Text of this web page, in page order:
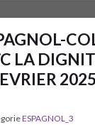
LA
ESPAGNOL_3